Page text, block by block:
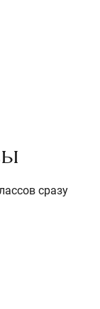
сразу